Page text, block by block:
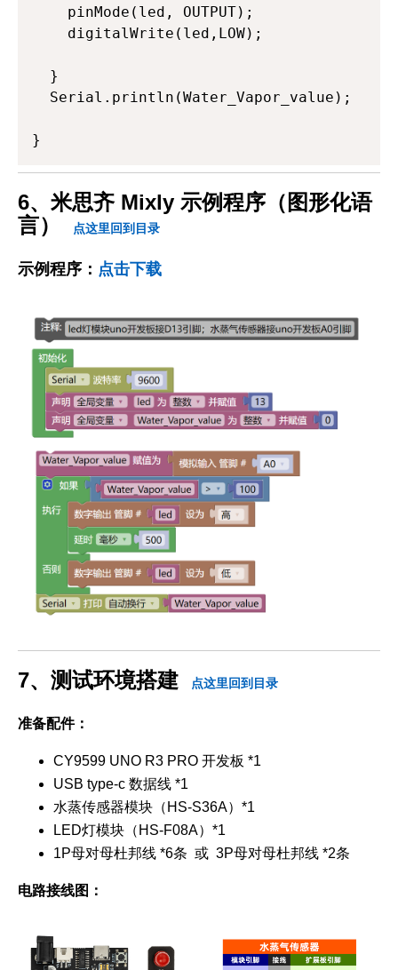
    pinMode(led, OUTPUT);
    digitalWrite(led,LOW);
  }
  Serial.println(Water_Vapor_value);
}
6、米思齐 Mixly 示例程序（图形化语
言）
点这里回到目录
示例程序： 点击下载
7、测试环境搭建 点这里回到目录
准备配件：
CY9599 UNO R3 PRO 开发板 *1
USB type-c 数据线 *1
水蒸传感器模块（HS-S36A）*1
LED灯模块（HS-F08A）*1
1P母对母杜邦线 *6条 或 3P母对母杜邦线 *2条
电路接线图：